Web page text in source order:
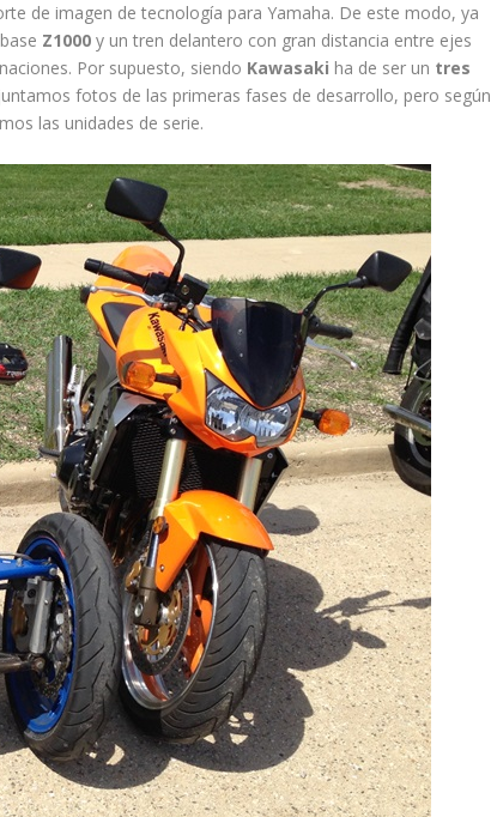
de imagen de tecnología para Yamaha. De este modo, ya
Z1000y un tren delantero con gran distancia entre ejes
Por supuesto, siendo Kawasaki ha de ser un tres
fotos de las primeras fases de desarrollo, pero según
las unidades de serie.